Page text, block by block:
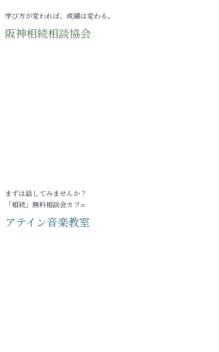
学び方が変われば、成績は変わる。
阪神相続相談協会
まずは話してみませんか？
「相続」無料相談会カフェ
アテイン音楽教室